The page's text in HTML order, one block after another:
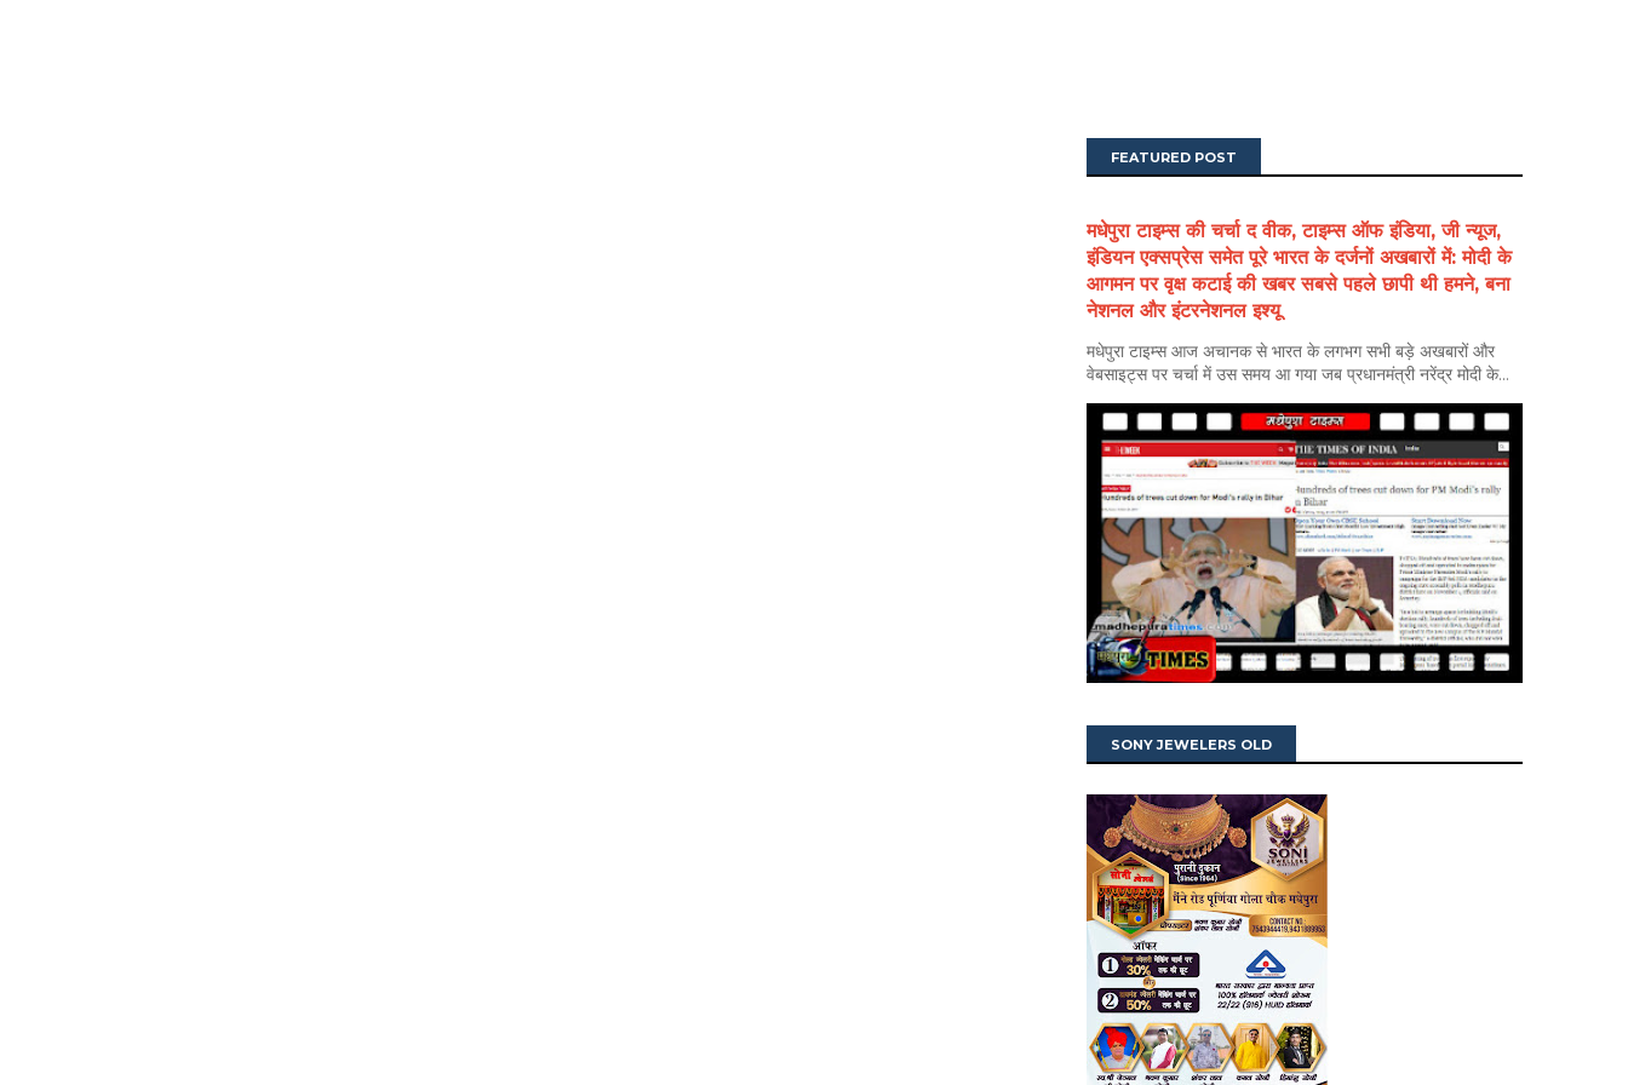
FEATURED POST
मधेपुरा टाइम्स की चर्चा द वीक, टाइम्स ऑफ इंडिया, जी न्यूज,
इंडियन एक्सप्रेस समेत पूरे भारत के दर्जनों अखबारों में: मोदी के
आगमन पर वृक्ष कटाई की खबर सबसे पहले छापी थी हमने, बना
नेशनल और इंटरनेशनल इश्यू
मधेपुरा टाइम्स आज अचानक से भारत के लगभग सभी बड़े अखबारों और
वेबसाइट्स पर चर्चा में उस समय आ गया जब प्रधानमंत्री नरेंद्र मोदी के...
SONY JEWELERS OLD